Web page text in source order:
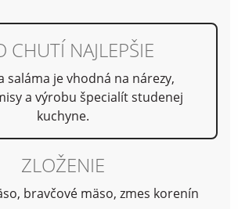
CHUTÍ NAJLEPŠIE
saláma je vhodná na nárezy,
a výrobu špecialít studenej
kuchyne.
ZLOŽENIE
bravčové mäso, zmes korenín